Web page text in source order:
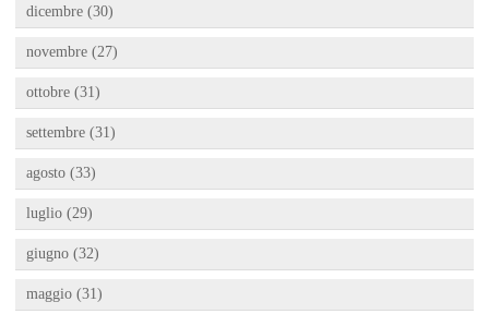
dicembre (30)
novembre (27)
ottobre (31)
settembre (31)
agosto (33)
luglio (29)
giugno (32)
maggio (31)